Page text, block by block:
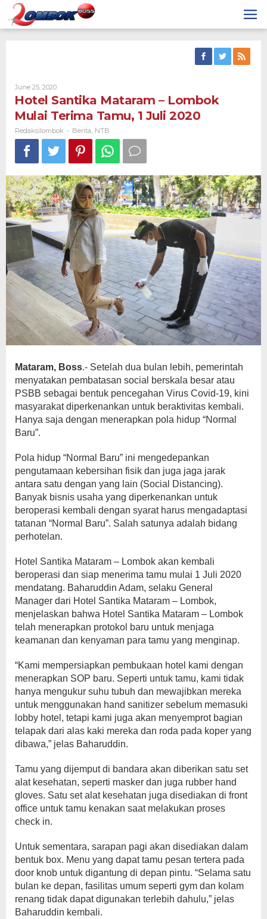
Skip
content
June 25, 2020By
Redaksilombok
Hotel Santika Mataram – Lombok
Mulai Terima Tamu, 1 Juli 2020
Redaksilombok - Berita NTB
Mataram, Boss.- Setelah dua bulan lebih, pemerintah
menyatakan pembatasan social berskala besar atau
PSBB sebagai bentuk pencegahan Virus Covid-19, kini
masyarakat diperkenankan untuk beraktivitas kembali.
Hanya saja dengan menerapkan pola hidup “Normal
Baru”.
Pola hidup “Normal Baru” ini mengedepankan
pengutamaan kebersihan fisik dan juga jaga jarak
antara satu dengan yang lain (Social Distancing).
Banyak bisnis usaha yang diperkenankan untuk
beroperasi kembali dengan syarat harus mengadaptasi
tatanan “Normal Baru”. Salah satunya adalah bidang
perhotelan.
Hotel Santika Mataram – Lombok akan kembali
beroperasi dan siap menerima tamu mulai 1 Juli 2020
mendatang. Baharuddin Adam, selaku General
Manager dari Hotel Santika Mataram – Lombok,
menjelaskan bahwa Hotel Santika Mataram – Lombok
telah menerapkan protokol baru untuk menjaga
keamanan dan kenyaman para tamu yang menginap.
“Kami mempersiapkan pembukaan hotel kami dengan
menerapkan SOP baru. Seperti untuk tamu, kami tidak
hanya mengukur suhu tubuh dan mewajibkan mereka
untuk menggunakan hand sanitizer sebelum memasuki
lobby hotel, tetapi kami juga akan menyemprot bagian
telapak dari alas kaki mereka dan roda pada koper yang
dibawa,” jelas Baharuddin.
Tamu yang dijemput di bandara akan diberikan satu set
alat kesehatan, seperti masker dan juga rubber hand
gloves. Satu set alat kesehatan juga disediakan di front
office untuk tamu kenakan saat melakukan proses
check in.
Untuk sementara, sarapan pagi akan disediakan dalam
bentuk box. Menu yang dapat tamu pesan tertera pada
door knob untuk digantung di depan pintu. “Selama satu
bulan ke depan, fasilitas umum seperti gym dan kolam
renang tidak dapat digunakan terlebih dahulu,” jelas
Baharuddin kembali.